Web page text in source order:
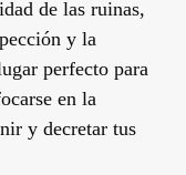
de las ruinas,
y la
perfecto para
en la
y decretar tus